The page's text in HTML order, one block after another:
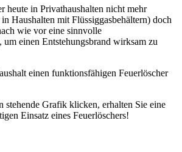
heute in Privathaushalten nicht mehr
Haushalten mit Flüssiggasbehältern) doch
wie vor eine sinnvolle
um einen Entstehungsbrand wirksam zu
einen funktionsfähigen Feuerlöscher
stehende Grafik klicken, erhalten Sie eine
Einsatz eines Feuerlöschers!